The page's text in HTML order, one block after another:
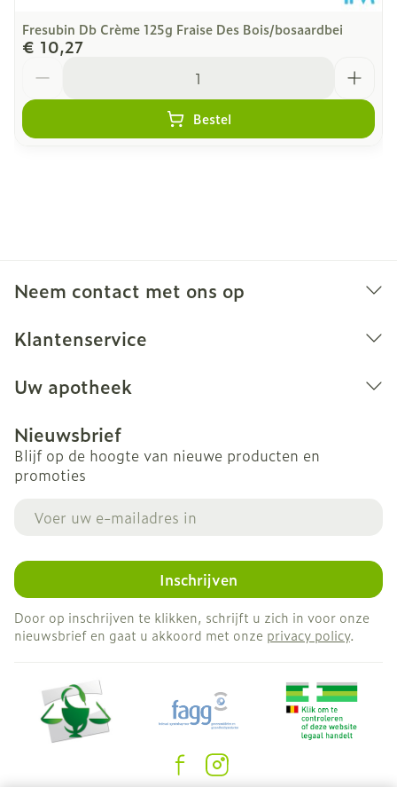
Fresubin Db Crème 125g Fraise Des Bois/bosaardbei
€ 10,27
Bestel
Neem contact met ons op
Klantenservice
Uw apotheek
Nieuwsbrief
Blijf op de hoogte van nieuwe producten en
promoties
Inschrijven
Door op inschrijven te klikken, schrijft u zich in voor onze
nieuwsbrief en gaat u akkoord met onze privacy policy.